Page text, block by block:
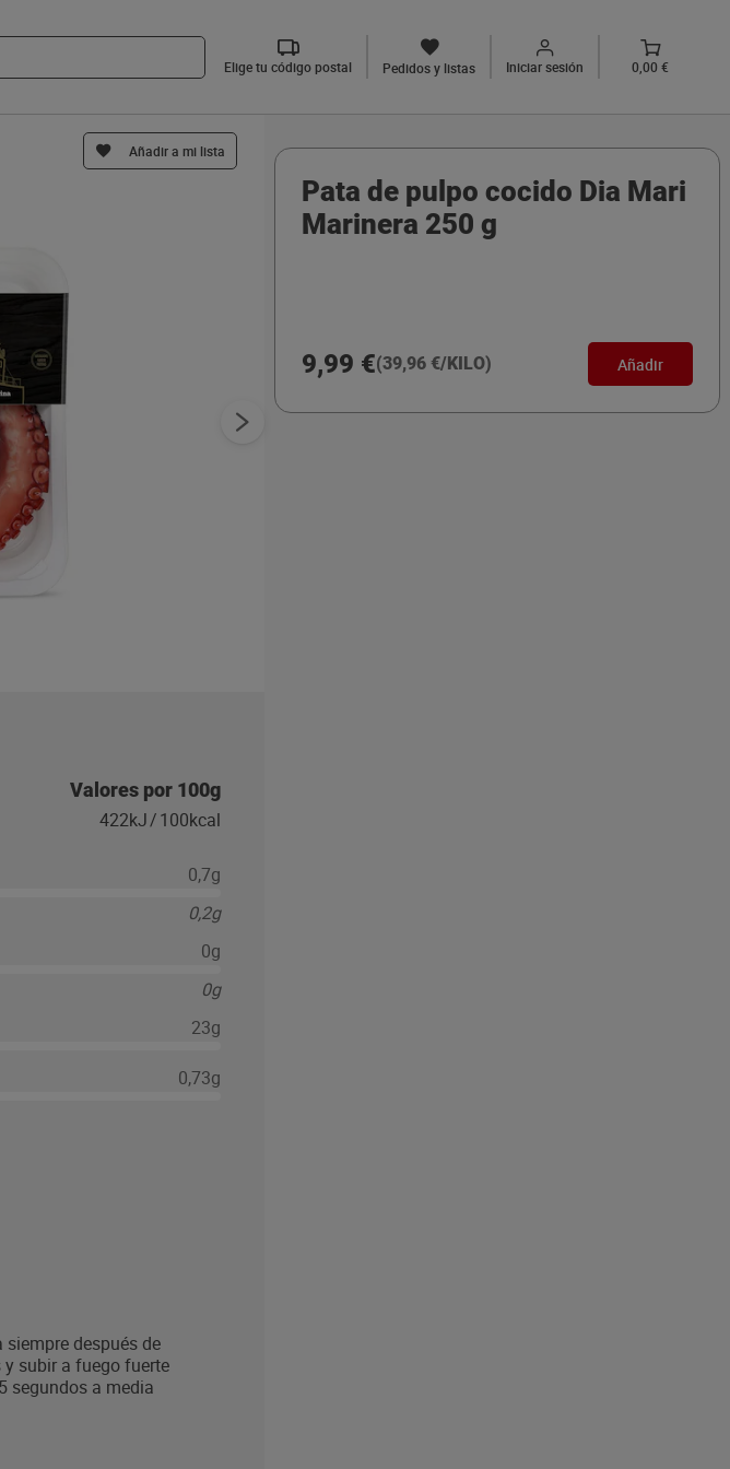
Elige tu código postal Pedidos y listas Iniciar sesión 0,00 €
Añadir a mi lista
Valores por 100g
422kJ/100kcal
0,7g
0,2g
0g
0g
23g
0,73g
después de
subir a fuego fuerte
segundos a media
Pata de pulpo cocido Dia Mari
Marinera 250 g
9,99 €(39,96 €/KILO) Añadir